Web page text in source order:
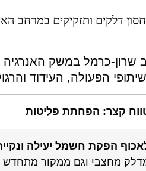
דלקים ותזקיקים במרחב
שרון-כרמל במשק
הפעולה, העידוד
קצר: הפחתת פליטות
הפקת חשמל יעילה
מחצבי וגם ממקור מתחדש